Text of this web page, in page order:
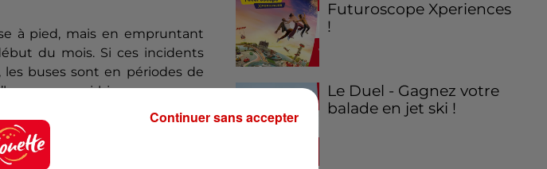
à pied, mais en empruntant
du mois. Si ces incidents
buses sont en périodes de
aussi bien promeneur
Il est donc conseillé
Futuroscope Xperiences
!
Le Duel - Gagnez votre
balade en jet ski !
Continuer sans accepter